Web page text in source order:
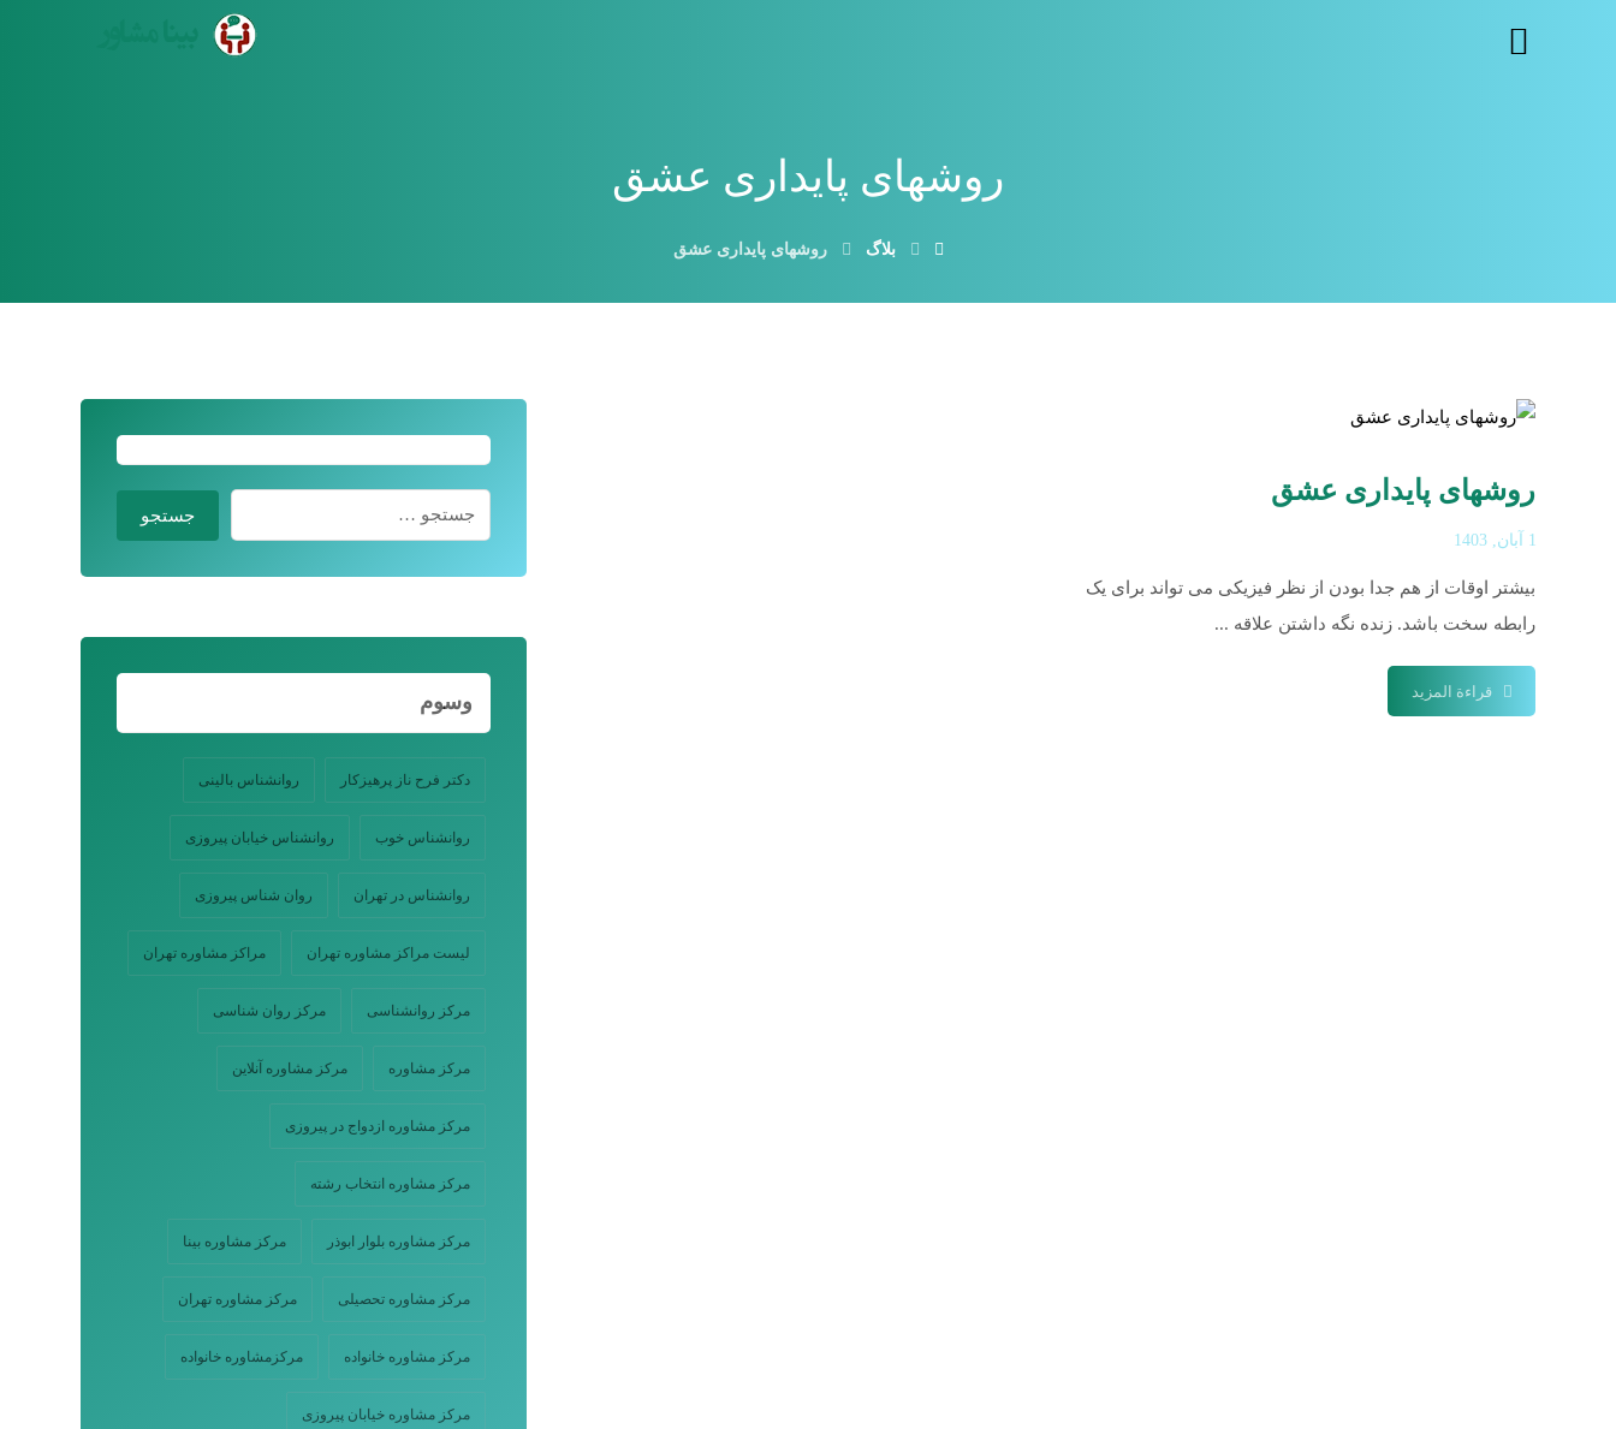
روشهای پایداری عشق
بلاگ روشهای پایداری عشق
روشهای پایداری عشق
1 آبان, 1403
بیشتر اوقات از هم جدا بودن از نظر فیزیکی می تواند برای یک
رابطه سخت باشد. زنده نگه داشتن علاقه ...
قراءة المزيد وسوم
دکتر فرح ناز پرهیزکار روانشناس بالینی
روانشناس خوب روانشناس خیابان پیروزی
روانشناس در تهران روان شناس پیروزی
لیست مراکز مشاوره تهران مراکز مشاوره تهران
مرکز روانشناسی مرکز روان شناسی
مرکز مشاوره مرکز مشاوره آنلاین
مرکز مشاوره ازدواج در پیروزی
مرکز مشاوره انتخاب رشته
مرکز مشاوره بلوار ابوذر مرکز مشاوره بینا
مرکز مشاوره تحصیلی مرکز مشاوره تهران
مرکز مشاوره خانواده مرکزمشاوره خانواده
مرکز مشاوره خیابان پیروزی